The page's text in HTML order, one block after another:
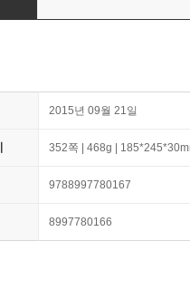
2015년 09월 21일
352쪽 | 468g |
9788997780167
8997780166